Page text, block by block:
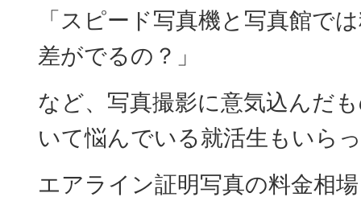
「スピード写真機と写真館で
差がでるの？」
など、写真撮影に意気込んだ
いて悩んでいる就活生もいら
エアライン証明写真の料金相